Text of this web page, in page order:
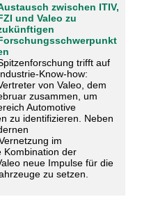
zwischen ITIV,
und Valeo zu
trifft auf
Know-how:
von Valeo, dem
zusammen, um
Automotive
zu identifizieren. Neben
im
Kombination der
neue Impulse für die
zu setzen.